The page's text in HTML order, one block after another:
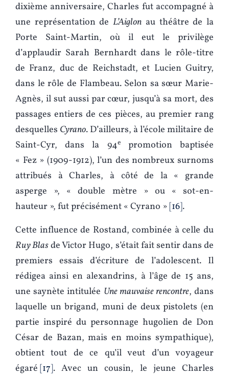
dixième anniversaire, Charles fut accompagné à
une représentation deL’Aiglon au théâtre de la
Porte Saint-Martin, où il eut le privilège
d’applaudir Sarah Bernhardt dans le rôle-titre
de Franz, duc de Reichstadt, et Lucien Guitry,
dans le rôle de Flambeau. Selon sa sœur Marie-
Agnès, il sut aussi par cœur, jusqu’à sa mort, des
passages entiers de ces pièces, au premier rang
desquelles Cyrano. D’ailleurs, à l’école militaire de
Saint-Cyr, dans la 94epromotion baptisée
« Fez » (1909-1912), l’un des nombreux surnoms
attribués à Charles, à côté de la « grande
asperge », « double mètre » ou « sot-en-
hauteur », fut précisément « Cyrano » 16 .
Cette influence de Rostand, combinée à celle du
Ruy Blasde Victor Hugo, s’était fait sentir dans de
premiers essais d’écriture de l’adolescent. Il
rédigea ainsi en alexandrins, à l’âge de 15 ans,
une saynète intitulée Une mauvaise rencontre, dans
laquelle un brigand, muni de deux pistolets (en
partie inspiré du personnage hugolien de Don
César de Bazan, mais en moins sympathique),
obtient tout de ce qu’il veut d’un voyageur
égaré 17 . Avec un cousin, le jeune Charles